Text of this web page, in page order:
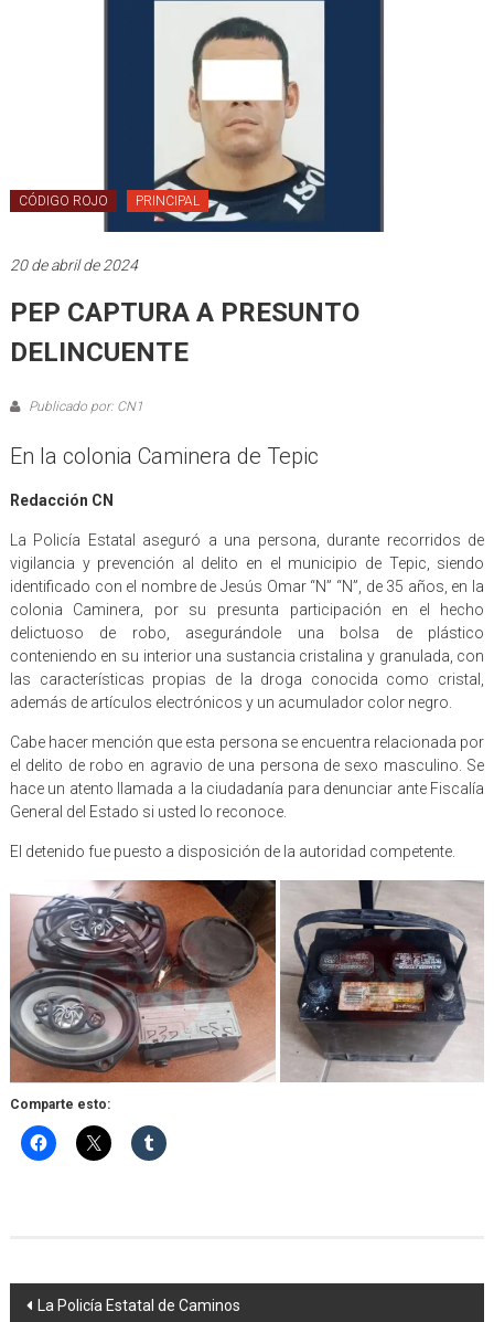
CÓDIGO ROJO PRINCIPAL
20 de abril de 2024
PEP CAPTURA A PRESUNTO
DELINCUENTE
Publicado por: CN1
En la colonia Caminera de Tepic
Redacción CN
La Policía Estatal aseguró a una persona, durante recorridos de
vigilancia y prevención al delito en el municipio de Tepic, siendo
identificado con el nombre de Jesús Omar “N” “N”, de 35 años, en la
colonia Caminera, por su presunta participación en el hecho
delictuoso de robo, asegurándole una bolsa de plástico
conteniendo en su interior una sustancia cristalina y granulada, con
las características propias de la droga conocida como cristal,
además de artículos electrónicos y un acumulador color negro.
Cabe hacer mención que esta persona se encuentra relacionada por
el delito de robo en agravio de una persona de sexo masculino. Se
hace un atento llamada a la ciudadanía para denunciar ante Fiscalía
General del Estado si usted lo reconoce.
El detenido fue puesto a disposición de la autoridad competente.
Comparte esto:
Navegación
La Policía Estatal de Caminos